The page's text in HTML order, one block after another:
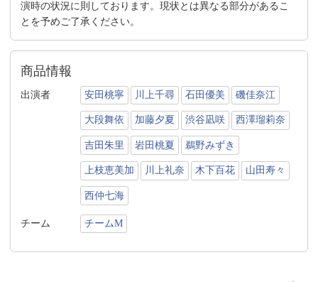
演時の状況に則しております。現状とは異なる部分があるこ
とを予めご了承ください。
商品情報
出演者 安田桃寧 川上千尋 石田優美 磯佳奈江
大段舞依 加藤夕夏 渋谷凪咲 西澤瑠莉奈
吉田朱里 岩田桃夏 鵜野みずき
上枝恵美加 川上礼奈 木下百花 山田寿々
西仲七海
チーム チームM